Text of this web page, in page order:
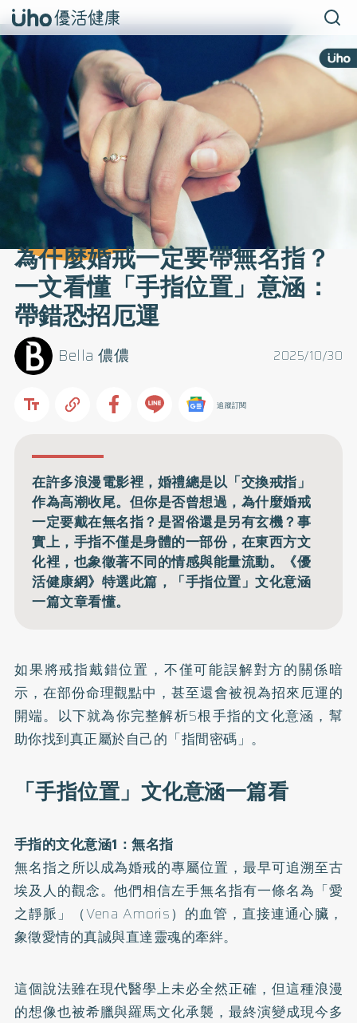
為什麼婚戒一定要帶無名指？
一文看懂「手指位置」意涵：
帶錯恐招厄運
2025/10/30
Bella 儂儂
追蹤訂閱
在許多浪漫電影裡，婚禮總是以「交換戒指」
作為高潮收尾。但你是否曾想過，為什麼婚戒
一定要戴在無名指？是習俗還是另有玄機？事
實上，手指不僅是身體的一部份，在東西方文
化裡，也象徵著不同的情感與能量流動。《優
活健康網》特選此篇，「手指位置」文化意涵
一篇文章看懂。
如果將戒指戴錯位置，不僅可能誤解對方的關係暗
示，在部份命理觀點中，甚至還會被視為招來厄運的
開端。以下就為你完整解析5根手指的文化意涵，幫
助你找到真正屬於自己的「指間密碼」。
「手指位置」文化意涵一篇看
手指的文化意涵1：無名指
無名指之所以成為婚戒的專屬位置，最早可追溯至古
埃及人的觀念。他們相信左手無名指有一條名為「愛
之靜脈」（Vena Amoris）的血管，直接連通心臟，
象徵愛情的真誠與直達靈魂的牽絆。
這個說法雖在現代醫學上未必全然正確，但這種浪漫
的想像也被希臘與羅馬文化承襲，最終演變成現今多